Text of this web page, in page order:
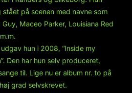
på scenen med navne som
Maceo Parker, Louisiana Red
hun i 2008, “Inside my
Den har hun selv produceret,
til. Lige nu er album nr. to på
grad selvskrevet.